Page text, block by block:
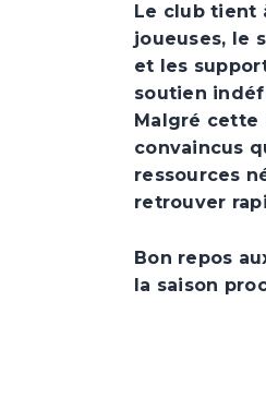
Le club tient
joueuses, le
et les
soutien
Malgré cette
convaincus
ressources
retrouver
Bon repos
la saison